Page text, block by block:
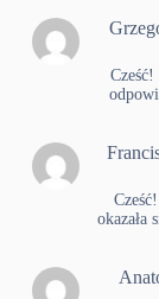
okazała